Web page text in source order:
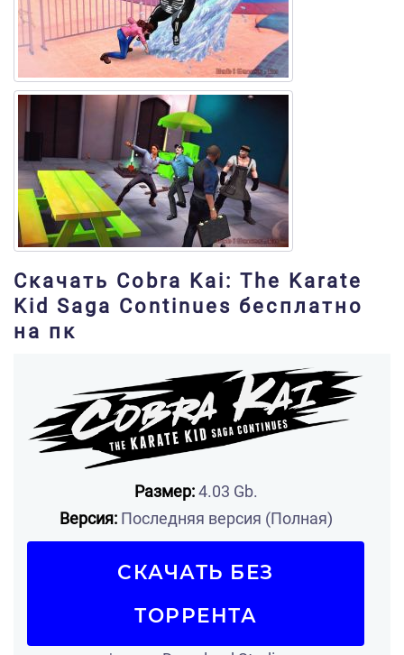
Скачать Cobra Kai: The Karate
Kid Saga Continues бесплатно
на пк
Размер:4.03 Gb.
Версия:Последняя версия (Полная)
СКАЧАТЬ БЕЗ
ТОРРЕНТА